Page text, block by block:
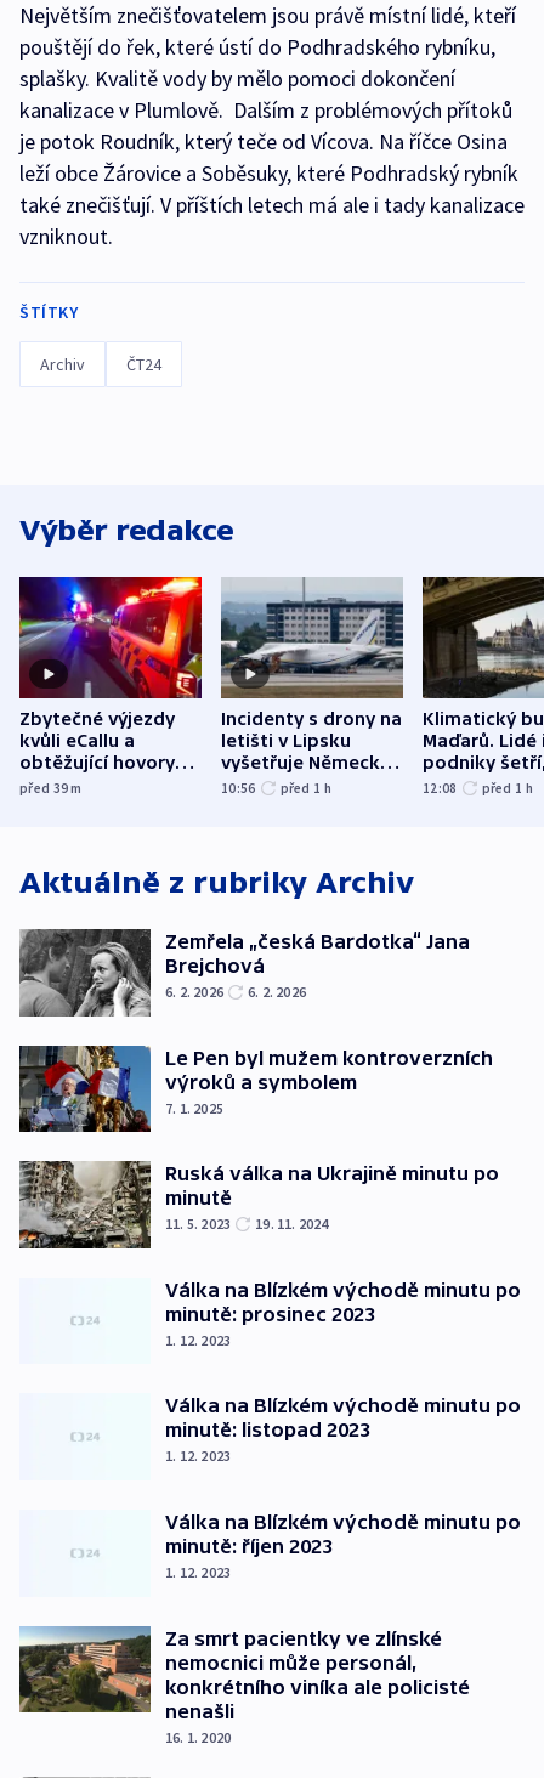
Největším znečišťovatelem jsou právě místní lidé, kteří
pouštějí do řek, které ústí do Podhradského rybníku,
splašky. Kvalitě vody by mělo pomoci dokončení
kanalizace v Plumlově. Dalším z problémových přítoků
je potok Roudník, který teče od Vícova. Na říčce Osina
leží obce Žárovice a Soběsuky, které Podhradský rybník
také znečišťují. V příštích letech má ale i tady kanalizace
vzniknout.
ŠTÍTKY
Archiv ČT24
Výběr redakce
Zbytečné výjezdy
kvůli eCallu a
obtěžující hovory
zdržují záchranáře
před 39m
Incidenty s drony na
letišti v Lipsku
vyšetřuje Německo
jako úmyslný pokus
10:56 před 1 h
Klimatický
Maďarů. Lidé
podniky
omezuje se
12:08 před 1 h
Aktuálně z rubriky Archiv
Zemřela „česká Bardotka“ Jana
Brejchová
6. 2. 2026 6. 2. 2026
Le Pen byl mužem kontroverzních
výroků a symbolem
7. 1. 2025
Ruská válka na Ukrajině minutu po
minutě
11. 5. 2023 19. 11. 2024
Válka na Blízkém východě minutu po
minutě: prosinec 2023
1. 12. 2023
Válka na Blízkém východě minutu po
minutě: listopad 2023
1. 12. 2023
Válka na Blízkém východě minutu po
minutě: říjen 2023
1. 12. 2023
Za smrt pacientky ve zlínské
nemocnici může personál,
konkrétního viníka ale policisté
nenašli
16. 1. 2020